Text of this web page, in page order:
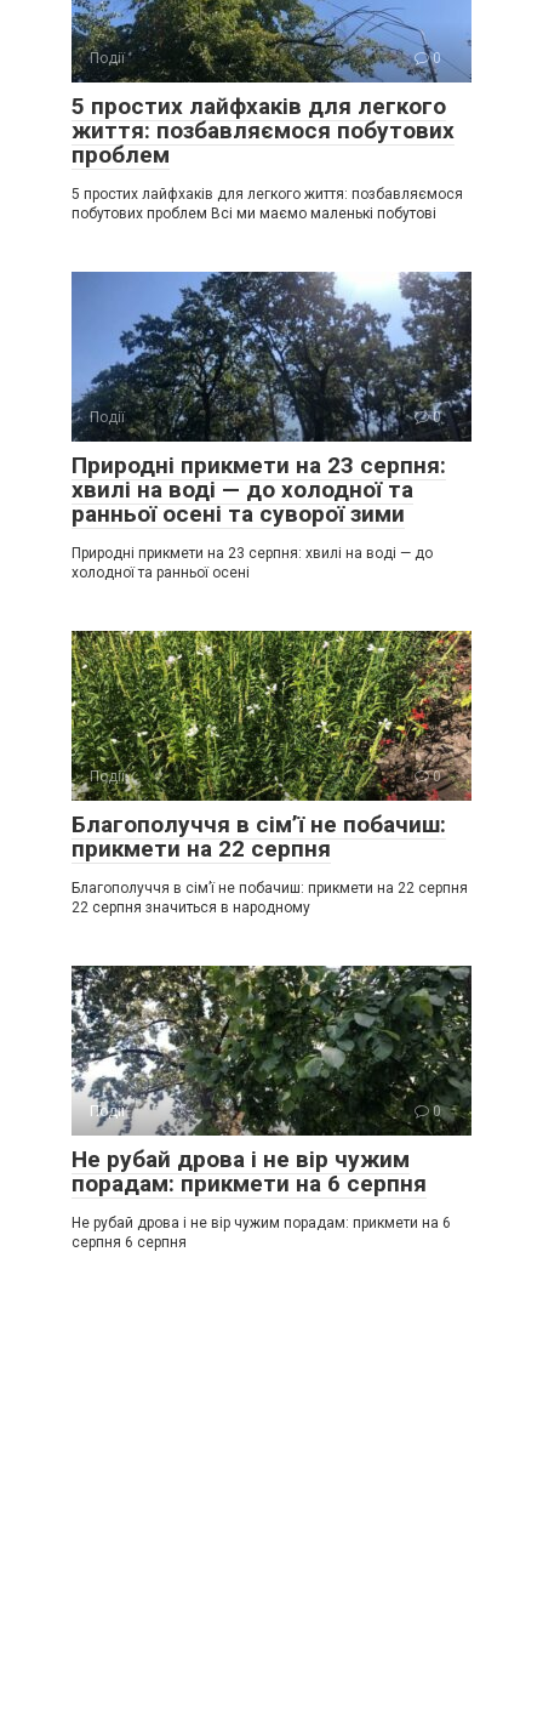
Події 0
5 простих лайфхаків для легкого
життя: позбавляємося побутових
проблем
5 простих лайфхаків для легкого життя: позбавляємося
побутових проблем Всі ми маємо маленькі побутові
Події 0
Природні прикмети на 23 серпня:
хвилі на воді — до холодної та
ранньої осені та суворої зими
Природні прикмети на 23 серпня: хвилі на воді — до
холодної та ранньої осені
Події 0
Благополуччя в сім’ї не побачиш:
прикмети на 22 серпня
Благополуччя в сім’ї не побачиш: прикмети на 22 серпня
22 серпня значиться в народному
Події 0
Не рубай дрова і не вір чужим
порадам: прикмети на 6 серпня
Не рубай дрова і не вір чужим порадам: прикмети на 6
серпня 6 серпня